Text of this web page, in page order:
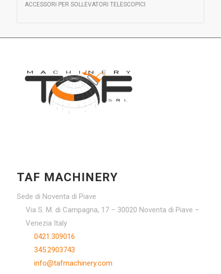
ACCESSORI PER SOLLEVATORI TELESCOPICI
TAF MACHINERY
Sede di Noventa di Piave
Via S. M. di Campagna, 17 – 30020 Noventa di Piave –
Venezia Italy
0421.309016
345.2903743
info@tafmachinery.com